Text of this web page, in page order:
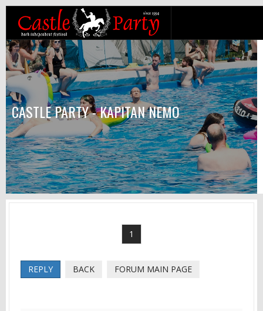
CASTLE PARTY - KAPITAN NEMO
1
REPLY BACK FORUM MAIN PAGE